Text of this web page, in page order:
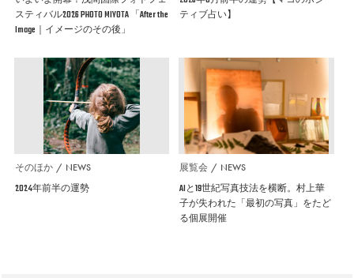
スティバル2026 PHOTO MIYOTA 「After the
Image｜イメージのその後」
ティブ占い】
そのほか NEWS
2024年前半の運勢
展覧会 NEWS
AIと19世紀写真技法を横断。村上華
子が失われた「最初の写真」をたど
る個展開催